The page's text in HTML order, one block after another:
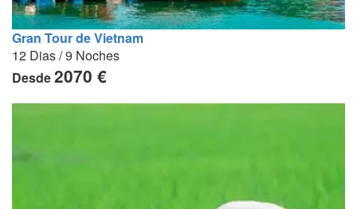
Gran Tour de Vietnam
12 Dias / 9 Noches
Desde2070 €